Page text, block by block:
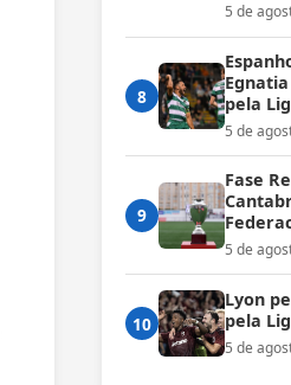
5 de
8
pela
5 de
9
Fase
5 de
10
Lyon
pela
5 de